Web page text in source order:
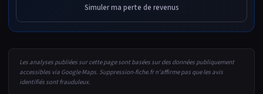
Simuler ma perte de revenus
Les analyses publiées sur cette page sont basées sur des données publiquement
accessibles via Google Maps. Suppression-fiche.fr n'affirme pas que les avis
identifiés sont frauduleux.